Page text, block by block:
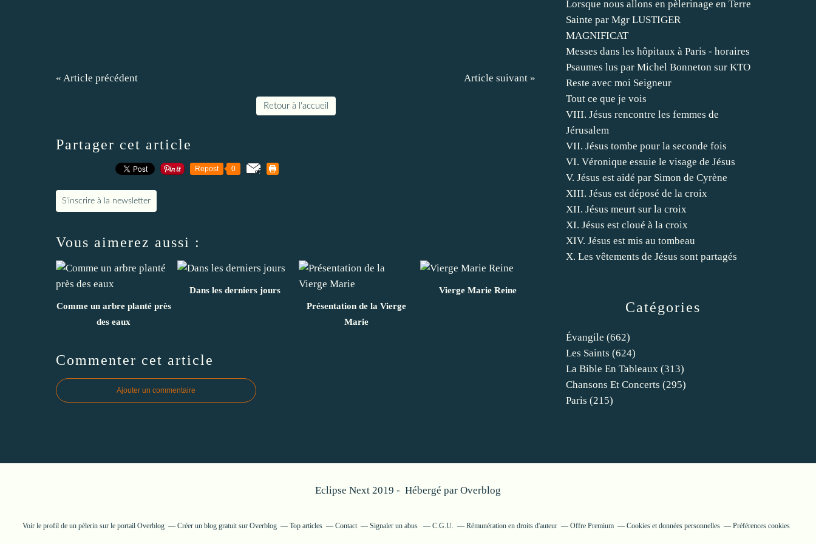
« Article précédent Article suivant »
Retour à l'accueil
Partager cet article
Repost 0
S'inscrire à la newsletter
Vous aimerez aussi :
Comme un arbre planté près
des eaux
Dans les derniers jours
Présentation de la Vierge
Marie
Vierge Marie Reine
Commenter cet article
Ajouter un commentaire
Catégories
Évangile (662)
Les Saints (624)
La Bible En Tableaux (313)
Chansons Et Concerts (295)
Paris (215)
Lorsque nous allons en pèlerinage en Terre
Sainte par Mgr LUSTIGER
MAGNIFICAT
Messes dans les hôpitaux à Paris - horaires
Psaumes lus par Michel Bonneton sur KTO
Reste avec moi Seigneur
Tout ce que je vois
VIII. Jésus rencontre les femmes de
Jérusalem
VII. Jésus tombe pour la seconde fois
VI. Véronique essuie le visage de Jésus
V. Jésus est aidé par Simon de Cyrène
XIII. Jésus est déposé de la croix
XII. Jésus meurt sur la croix
XI. Jésus est cloué à la croix
XIV. Jésus est mis au tombeau
X. Les vêtements de Jésus sont partagés
Eclipse Next 2019 - Hébergé par Overblog
Voir le profil de un pèlerin sur le portail Overblog Créer un blog gratuit sur Overblog Top articles Contact Signaler un abus C.G.U. Rémunération en droits d'auteur Offre Premium Cookies et données personnelles Préférences cookies